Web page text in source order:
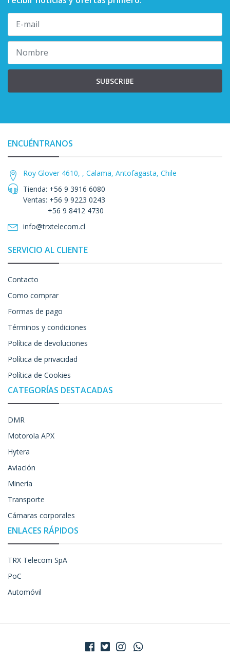
SUBSCRIBE
ENCUÉNTRANOS
Roy Glover 4610, , Calama, Antofagasta, Chile
Tienda: +56 9 3916 6080
Ventas: +56 9 9223 0243
+56 9 8412 4730
info@trxtelecom.cl
SERVICIO AL CLIENTE
Contacto
Como comprar
Formas de pago
Términos y condiciones
Política de devoluciones
Política de privacidad
Política de Cookies
CATEGORÍAS DESTACADAS
DMR
Motorola APX
Hytera
Aviación
Minería
Transporte
Cámaras corporales
ENLACES RÁPIDOS
TRX Telecom SpA
PoC
Automóvil